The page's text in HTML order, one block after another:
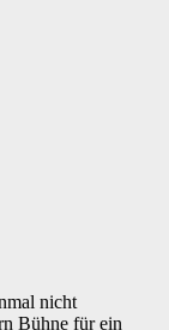
nicht
Bühne für ein